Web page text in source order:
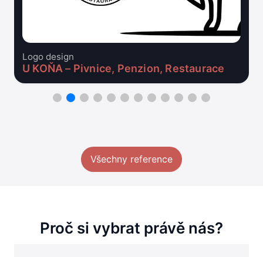
Logo design
U KOŇA – Pivnice, Penzion, Restaurace
Všechny reference
Proč si vybrat právě nás?